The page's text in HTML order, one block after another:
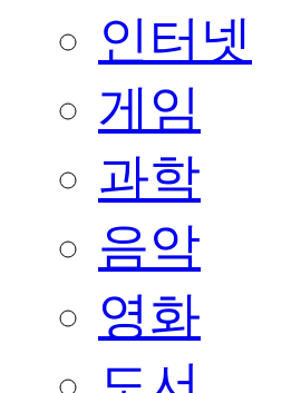
인터넷
게임
과학
음악
영화